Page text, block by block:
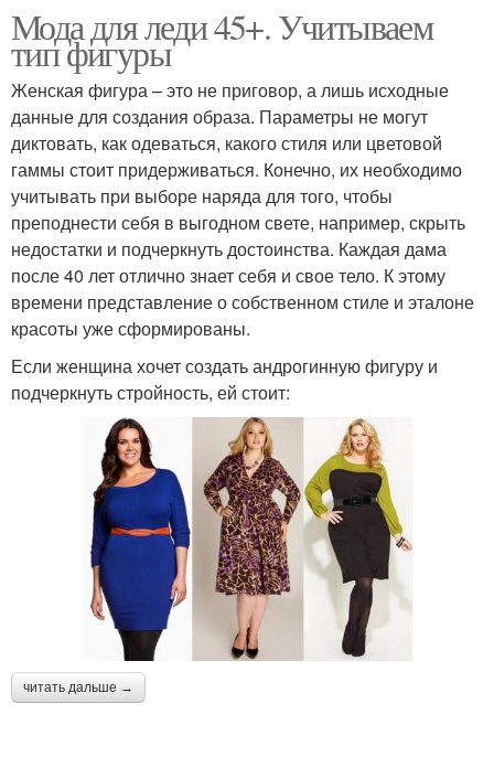
Мода для леди 45+. Учитываем
тип фигуры
Женская фигура – это не приговор, а лишь исходные
данные для создания образа. Параметры не могут
диктовать, как одеваться, какого стиля или цветовой
гаммы стоит придерживаться. Конечно, их необходимо
учитывать при выборе наряда для того, чтобы
преподнести себя в выгодном свете, например, скрыть
недостатки и подчеркнуть достоинства. Каждая дама
после 40 лет отлично знает себя и свое тело. К этому
времени представление о собственном стиле и эталоне
красоты уже сформированы.
Если женщина хочет создать андрогинную фигуру и
подчеркнуть стройность, ей стоит:
читать дальше →